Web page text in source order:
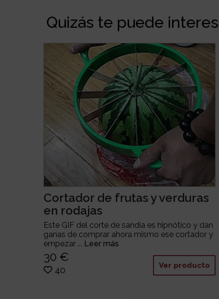
Quizás te puede
Cortador de frutas y verduras
en rodajas
Este GIF del corte de sandia es hipnótico y dan
ganas de comprar ahora mismo ese cortador y
empezar ... Leer más
30 €
40 Ver producto